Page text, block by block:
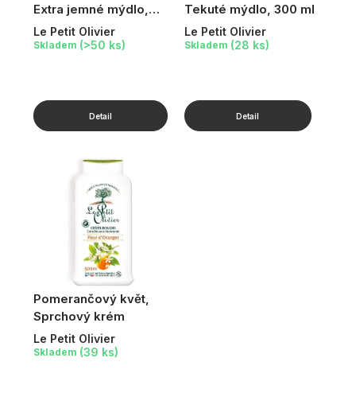
Extra jemné mýdlo,
2x100 g
Le Petit Olivier
Skladem (>50 ks)
Tekuté mýdlo, 300 ml
Le Petit Olivier
Skladem (28 ks)
Pomerančový květ,
Sprchový krém
Le Petit Olivier
Skladem (39 ks)